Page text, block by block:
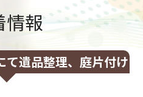
情報
て遺品整理、庭片付け